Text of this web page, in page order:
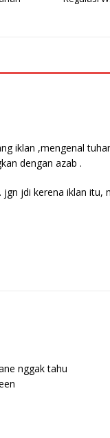
iklan ,mengenal
dengan azab .
jdi kerena iklan
nggak tahu